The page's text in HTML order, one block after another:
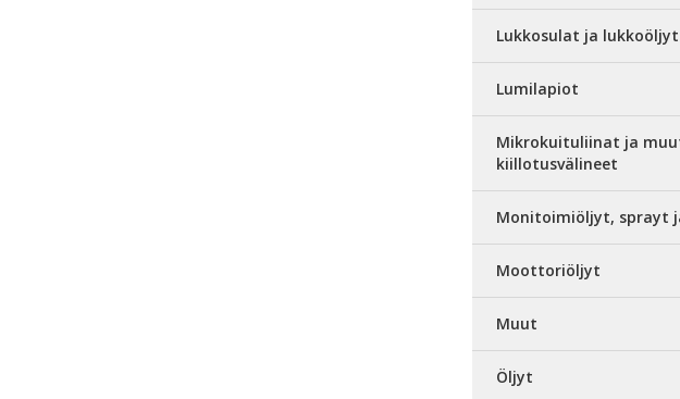
Lukkosulat ja lukkoöljyt
Lumilapiot
Mikrokuituliinat ja
kiillotusvälineet
Monitoimiöljyt, sprayt
Moottoriöljyt
Muut
Öljyt